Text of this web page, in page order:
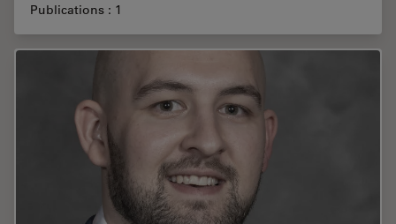
Publications : 1